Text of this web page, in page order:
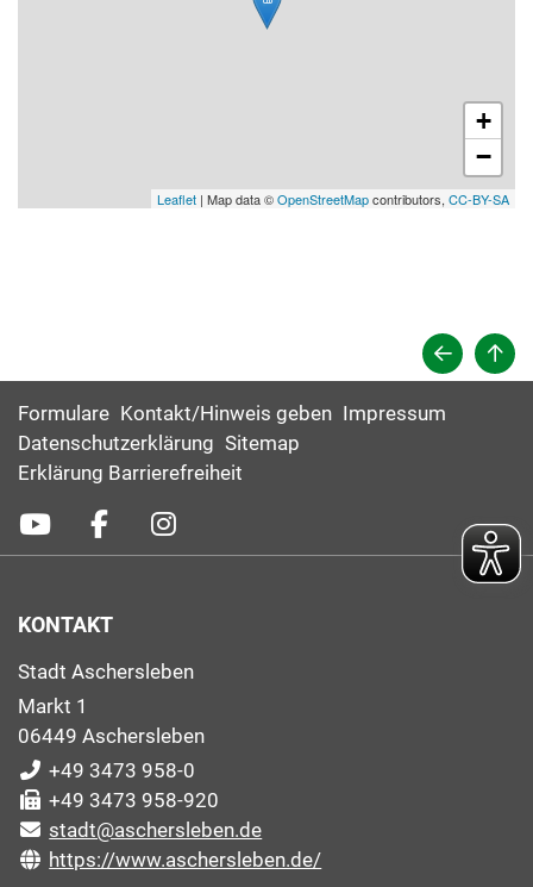
+
−
Leaflet | Map data ©OpenStreetMapcontributors, CC-BY-SA
Formulare Kontakt/Hinweis geben Impressum
Datenschutzerklärung Sitemap
Erklärung Barrierefreiheit
KONTAKT
Stadt Aschersleben
Markt 1
06449 Aschersleben
+49 3473 958-0
+49 3473 958-920
stadt@aschersleben.de
https://www.aschersleben.de/